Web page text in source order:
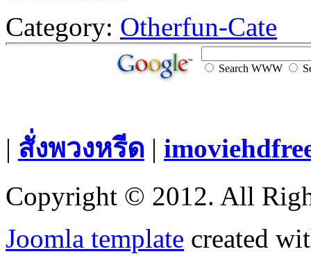
Category: Otherfun-Cate
Search WWW
| สั่งพวงหรีด |
Copyright © 2012. All
Joomla template created